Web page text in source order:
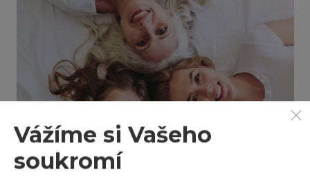
Vážíme si Vašeho
soukromí